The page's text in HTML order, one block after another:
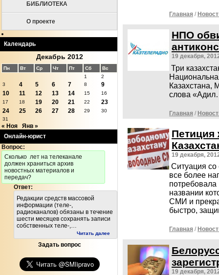
БИБЛИОТЕКА
О проекте
Календарь
Декабрь 2012
Пн Вт Ср Чт Пт Сб
Вс
1
2
3
4 5 6 7 8
9
10
11 12 13 14 15
16
17
18 19 20 21 22
23
24
25 26 27 28 29
30
31
« Ноя
Янв »
Онлайн-юрист
Вопрос:
Cколько лет на телеканале
должен храниться архив
новостных материалов и
передач?
Ответ:
Редакции средств массовой
информации (теле-,
радиоканалов) обязаны в течение
шести месяцев сохранять записи
собственных теле-,…
Читать далее
Задать вопрос
Главная /
НПО
19 декабря,
Три
слова
Главная /
Петиция
19 декабря,
Ситуация со
все более
потребовала
названии
СМИ и
быстро,
Главная /
19 декабря,